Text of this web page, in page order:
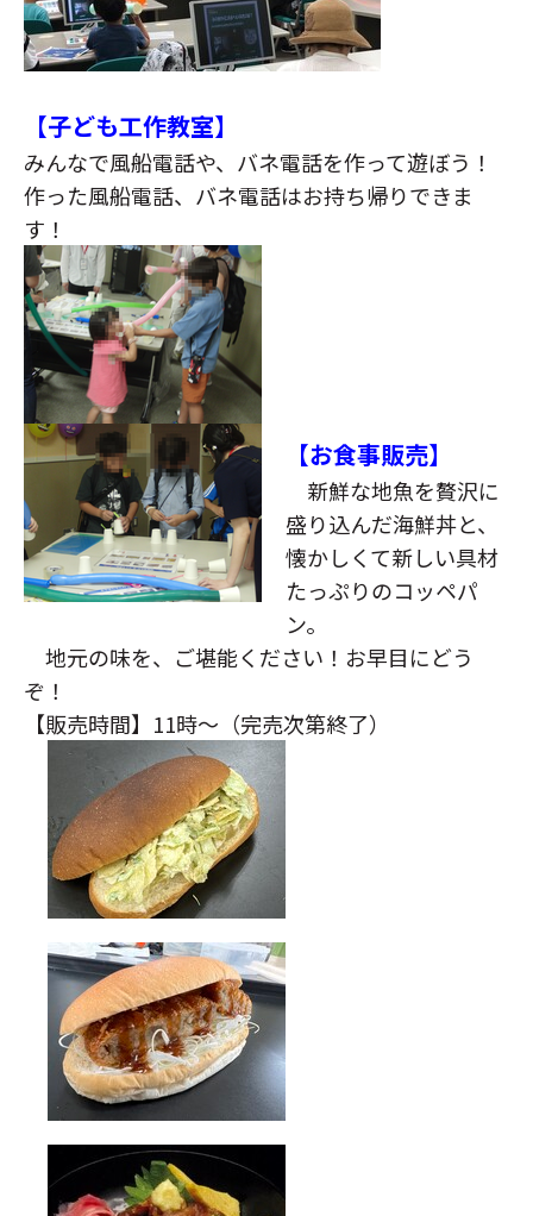
【子ども工作教室】
みんなで風船電話や、バネ電話を作って遊ぼう！
作った風船電話、バネ電話はお持ち帰りできま
す！
【お食事販売】
新鮮な地魚を贅沢に
盛り込んだ海鮮丼と、
懐かしくて新しい具材
たっぷりのコッペパ
ン。
地元の味を、ご堪能ください！お早目にどう
ぞ！
【販売時間】11時～（完売次第終了）